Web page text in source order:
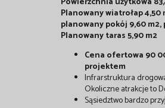
Planowany wiatrołap 4,50
planowany pokój 9,60 m2,
Planowany taras 5,90 m2
Cena ofertowa 90
projektem
Infrarstruktura
Okoliczne atrakcje to
Sąsiedztwo bardzo